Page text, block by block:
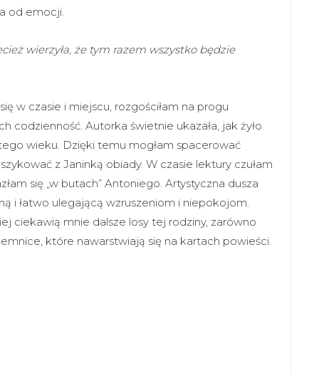
od emocji.
wierzyła, że tym razem wszystko będzie
w czasie i miejscu, rozgościłam na progu
codzienność. Autorka świetnie ukazała, jak żyło
wieku. Dzięki temu mogłam spacerować
z Janinką obiady. W czasie lektury czułam
się „w butach” Antoniego. Artystyczna dusza
i łatwo ulegającą wzruszeniom i niepokojom.
ciekawią mnie dalsze losy tej rodziny, zarówno
które nawarstwiają się na kartach powieści.